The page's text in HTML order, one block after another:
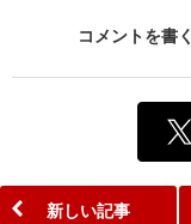
コメントを書く
新しい記事